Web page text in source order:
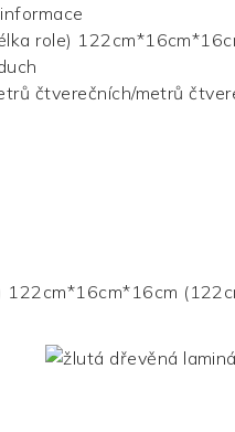
role)
čtverečních/metrů